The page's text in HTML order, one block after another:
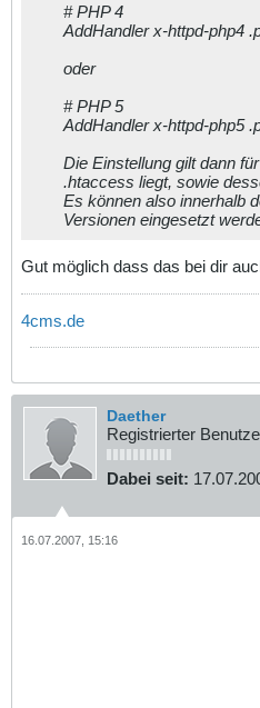
# PHP 4
AddHandler x-httpd-php4
oder
# PHP 5
AddHandler x-httpd-php5
Die Einstellung gilt dann
.htaccess liegt, sowie
Es können also innerhalb
Versionen eingesetzt
Gut möglich dass das bei dir
4cms.de
Daether
Registrierter
Dabei seit:
16.07.2007, 15:16